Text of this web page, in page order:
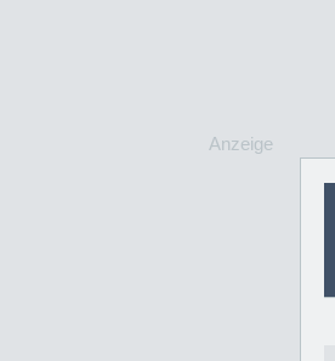
Anzeige